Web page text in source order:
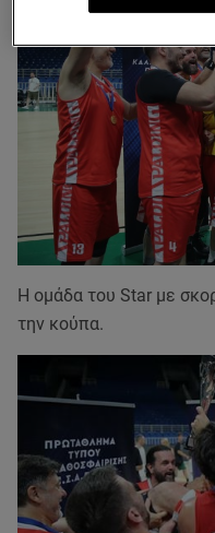
Η ομάδα του Star με
την κούπα.